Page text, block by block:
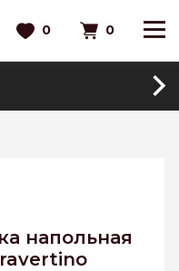
0 0
напольная